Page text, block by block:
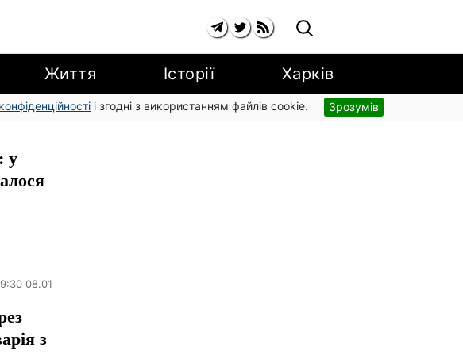
Життя Історії Харків
і згодні з використанням файлів cookie. Зрозумів
у
08.01
з